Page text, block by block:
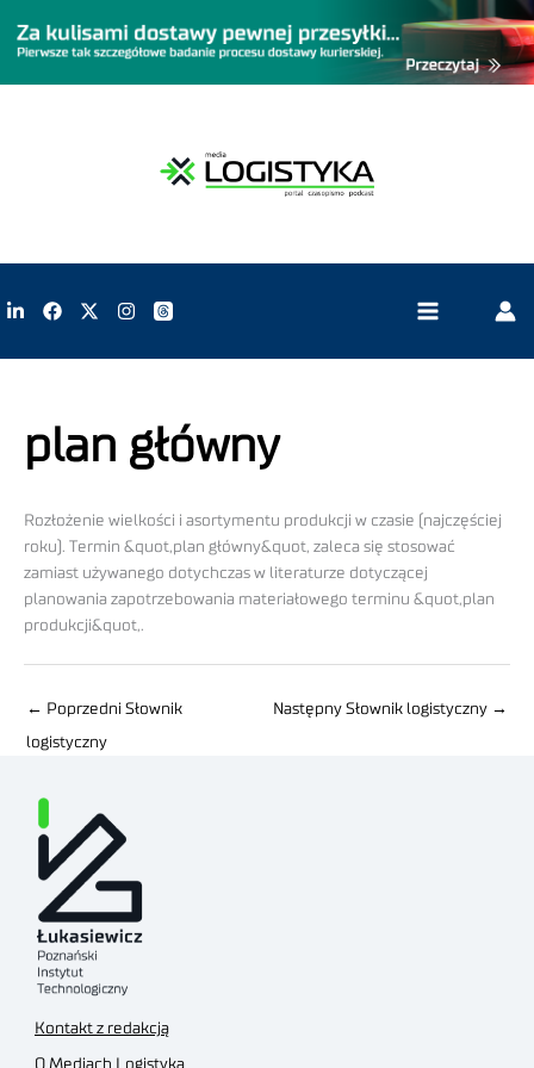
plan główny
Rozłożenie wielkości i asortymentu produkcji w czasie (najczęściej
roku). Termin &quot,plan główny&quot, zaleca się stosować
zamiast używanego dotychczas w literaturze dotyczącej
planowania zapotrzebowania materiałowego terminu &quot,plan
produkcji&quot,.
← Poprzedni Słownik
logistyczny
Następny Słownik logistyczny →
Kontakt z redakcją
O Mediach Logistyka